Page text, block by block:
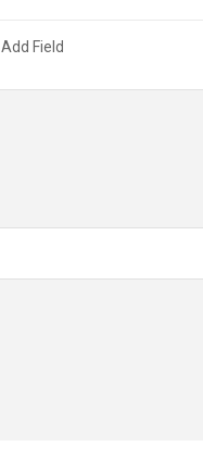
Add Field